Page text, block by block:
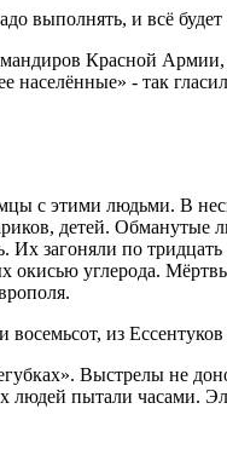
выполнять, и всё будет
Красной Армии,
- так
с этими людьми. В
детей.
загоняли по
углерода.
из
Выстрелы не
пытали часами.